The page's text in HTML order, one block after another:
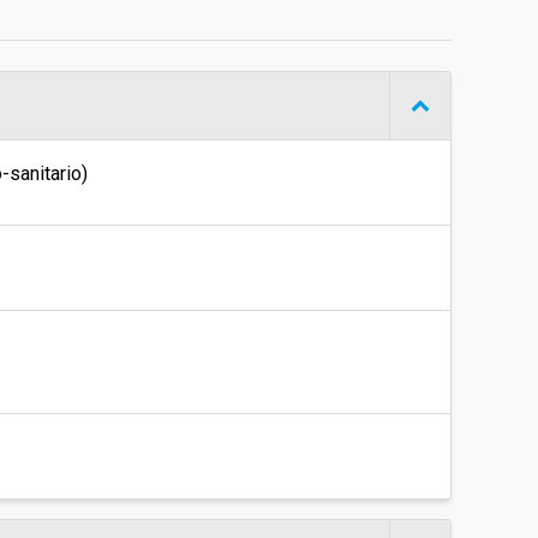
€ 6.020,00
sanitario)